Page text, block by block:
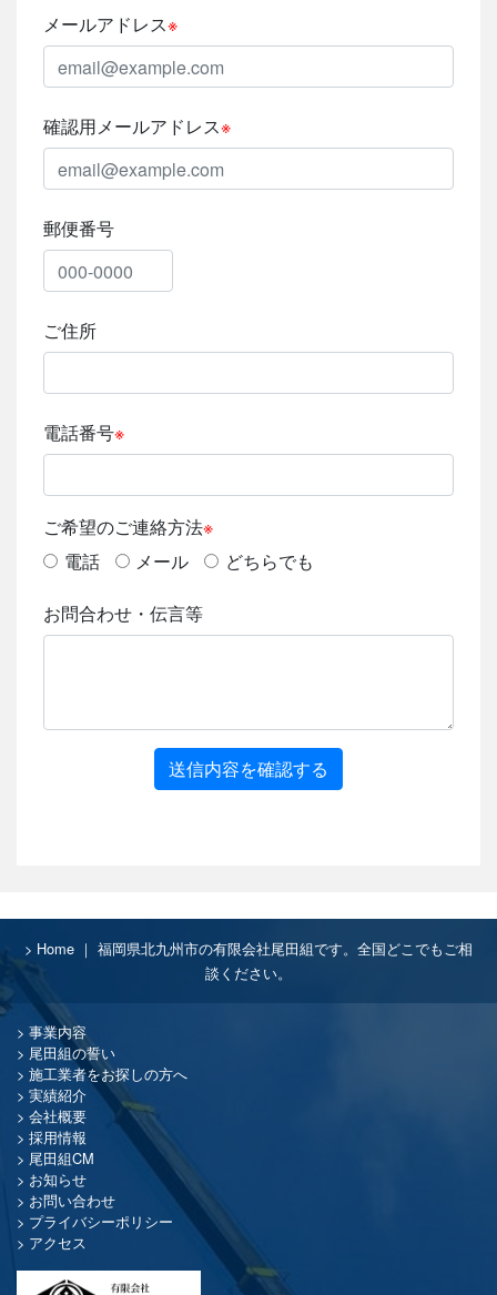
メールアドレス※
確認用メールアドレス※
郵便番号
ご住所
電話番号※
ご希望のご連絡方法※
電話
メール どちらでも
お問合わせ・伝言等
送信内容を確認する
Home ｜ 福岡県北九州市の有限会社尾田組です。全国どこでもご相
談ください。
事業内容
尾田組の誓い
施工業者をお探しの方へ
実績紹介
会社概要
採用情報
尾田組CM
お知らせ
お問い合わせ
プライバシーポリシー
アクセス